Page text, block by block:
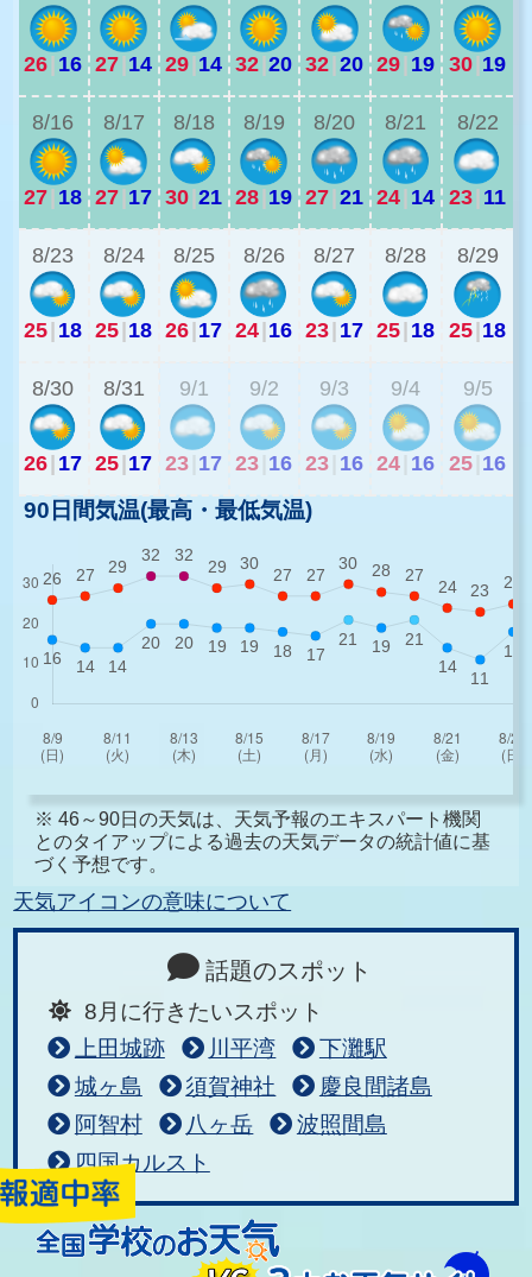
26| 16 27|14 29|14 32|20 32|20 29| 19 30|19
8/16
27| 18
8/17
27|17
8/18
30|21
8/19
28|19
8/20
27|21
8/21
24| 14
8/22
23| 11
8/23
25| 18
8/24
25|18
8/25
26|17
8/26
24|16
8/27
23| 17
8/28
25| 18
8/29
25|18
8/30
26| 17
8/31
25|17
9/1
23 17
9/2
23 16
9/3
23 16
9/4
24 16
9/5
25 16
90日間気温(最高・最低気温)
※ 46～90日の天気は、天気予報のエキスパート機関
とのタイアップによる過去の天気データの統計値に基
づく予想です。
天気アイコンの意味について
話題のスポット
8月に行きたいスポット
上田城跡
川平湾
下灘駅
城ヶ島
須賀神社
慶良間諸島
阿智村
八ヶ岳
波照間島
四国カルスト